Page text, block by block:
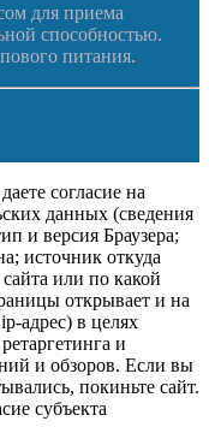
для приема
способностью.
питания.
согласие на
данных (сведения
и версия Браузера;
источник откуда
или по какой
открывает и на
адрес) в целях
и
и обзоров. Если вы
покиньте сайт.
субъекта